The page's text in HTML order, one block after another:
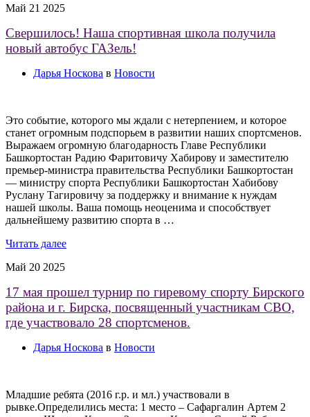
Май 21 2025
Свершилось! Наша спортивная школа получила
новый автобус ГАЗель!
Дарья Носкова в Новости
Это событие, которого мы ждали с нетерпением, и которое
станет огромным подспорьем в развитии наших спортсменов.
Выражаем огромную благодарность Главе Республики
Башкортостан Радию Фаритовичу Хабирову и заместителю
премьер-министра правительства Республики Башкортостан
— министру спорта Республики Башкортостан Хабибову
Руслану Тагировичу за поддержку и внимание к нуждам
нашей школы. Ваша помощь неоценима и способствует
дальнейшему развитию спорта в …
Читать далее
Май 20 2025
17 мая прошел турнир по гиревому спорту Бирского
района и г. Бирска, посвященный участникам СВО,
где участвовало 28 спортсменов.
Дарья Носкова в Новости
Младшие ребята (2016 г.р. и мл.) участвовали в
рывке.Определились места: 1 место – Сафаргалин Артем 2